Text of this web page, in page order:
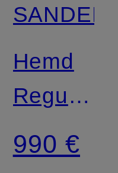
SANDER
Hemd
Regular
Fit
990 €